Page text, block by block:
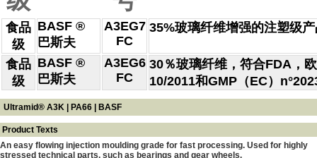
食品
级
BASF ®
巴斯夫
A3EG7
FC
35%玻璃纤维增强的注塑级
食品
级
BASF ®
巴斯夫
A3EG6
FC
30％玻璃纤维，符合FDA，
10/2011和GMP（EC）
Ultramid® A3K | PA66 | BASF
Product Texts
An easy flowing injection moulding grade for fast processing. Used for highly
stressed technical parts, such as bearings and gear wheels.